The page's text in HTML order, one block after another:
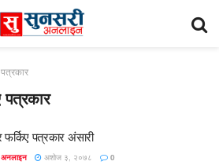
पत्रकार अंसारी
अशोज ३, २०७८ 0